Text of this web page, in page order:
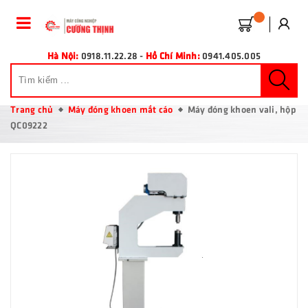
Hà Nội: 0918.11.22.28 - Hồ Chí Minh: 0941.405.005
Trang chủ Máy đóng khoen mắt cáo
Máy đóng khoen vali, hộp
QC09222